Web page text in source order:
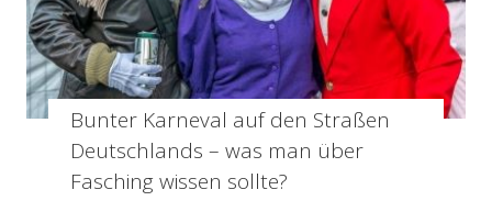
Bunter Karneval auf den Straßen
Deutschlands – was man über
Fasching wissen sollte?